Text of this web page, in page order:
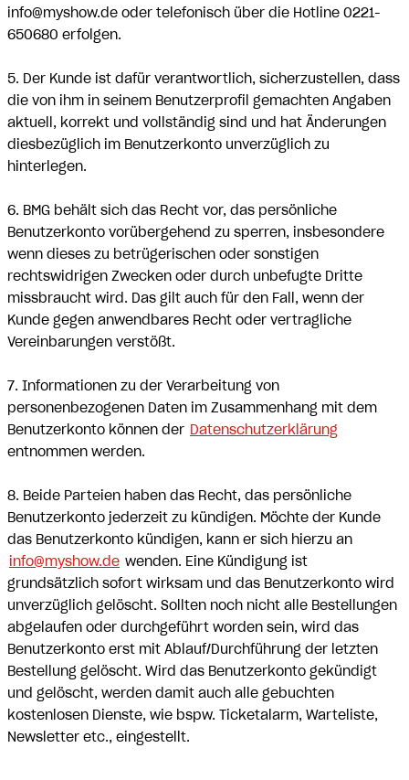
info@myshow.de oder telefonisch über die Hotline 0221-
650680 erfolgen.
5. Der Kunde ist dafür verantwortlich, sicherzustellen, dass
die von ihm in seinem Benutzerprofil gemachten Angaben
aktuell, korrekt und vollständig sind und hat Änderungen
diesbezüglich im Benutzerkonto unverzüglich zu
hinterlegen.
6. BMG behält sich das Recht vor, das persönliche
Benutzerkonto vorübergehend zu sperren, insbesondere
wenn dieses zu betrügerischen oder sonstigen
rechtswidrigen Zwecken oder durch unbefugte Dritte
missbraucht wird. Das gilt auch für den Fall, wenn der
Kunde gegen anwendbares Recht oder vertragliche
Vereinbarungen verstößt.
7. Informationen zu der Verarbeitung von
personenbezogenen Daten im Zusammenhang mit dem
Benutzerkonto können der Datenschutzerklärung
entnommen werden.
8. Beide Parteien haben das Recht, das persönliche
Benutzerkonto jederzeit zu kündigen. Möchte der Kunde
das Benutzerkonto kündigen, kann er sich hierzu an
info@myshow.de wenden. Eine Kündigung ist
grundsätzlich sofort wirksam und das Benutzerkonto wird
unverzüglich gelöscht. Sollten noch nicht alle Bestellungen
abgelaufen oder durchgeführt worden sein, wird das
Benutzerkonto erst mit Ablauf/Durchführung der letzten
Bestellung gelöscht. Wird das Benutzerkonto gekündigt
und gelöscht, werden damit auch alle gebuchten
kostenlosen Dienste, wie bspw. Ticketalarm, Warteliste,
Newsletter etc., eingestellt.